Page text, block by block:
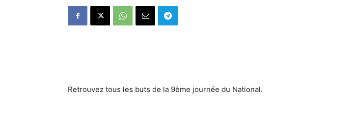
Retrouvez tous les buts de la 9ème journée du National.